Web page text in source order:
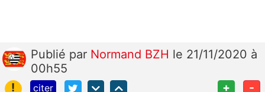
Publié par Normand BZH le 21/11/2020 à
00h55
!
citer + -